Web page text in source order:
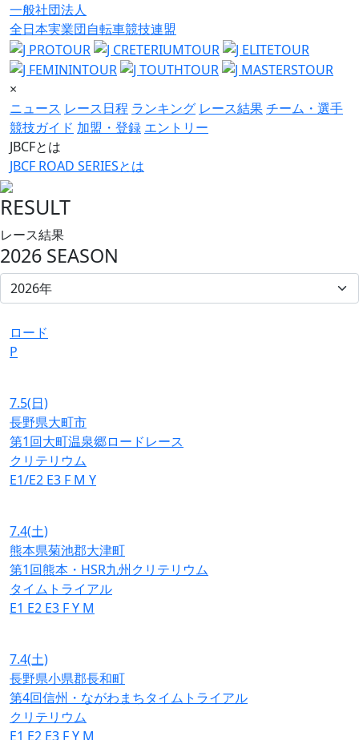
一般社団法人
全日本実業団自転車競技連盟
×
ニュース レース日程 ランキング レース結果チーム・選手
競技ガイド 加盟・登録 エントリー
JBCFとは
JBCF ROAD SERIESとは
RESULT
レース結果
2026 SEASON
ロード
P
7.5(日)
長野県大町市
第1回大町温泉郷ロードレース
クリテリウム
E1/E2 E3 F M Y
7.4(土)
熊本県菊池郡大津町
第1回熊本・HSR九州クリテリウム
タイムトライアル
E1 E2 E3 FY M
7.4(土)
長野県小県郡長和町
第4回信州・ながわまちタイムトライアル
クリテリウム
E1 E2 E3 FY M